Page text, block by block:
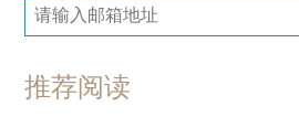
推荐阅读